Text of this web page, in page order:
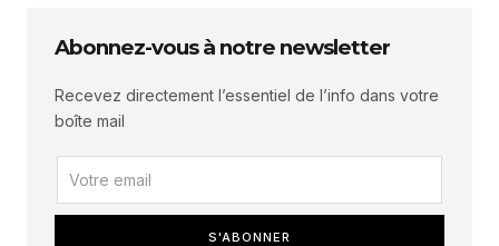
Abonnez-vous à notre newsletter
Recevez directement l’essentiel de l’info dans votre
boîte mail
S'ABONNER